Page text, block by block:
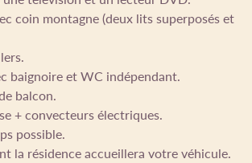
coin montagne (deux lits superposés et
baignoire et WC indépendant.
balcon.
+ convecteurs électriques.
possible.
la résidence accueillera votre véhicule.